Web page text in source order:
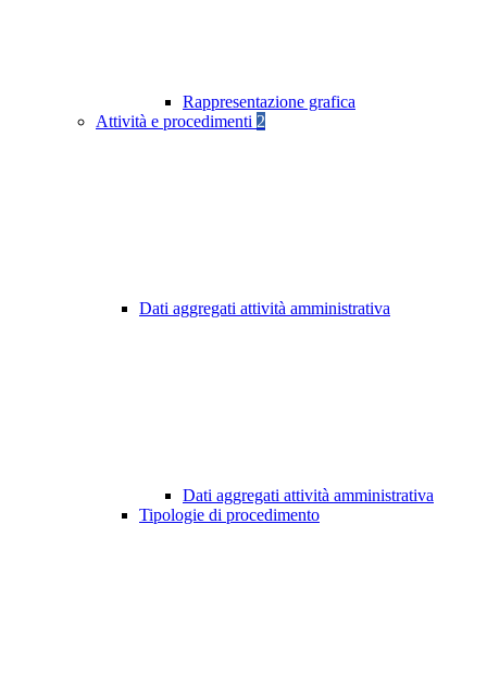
Rappresentazione grafica
Attività e procedimenti 2
Dati aggregati attività amministrativa
Dati aggregati attività amministrativa
Tipologie di procedimento